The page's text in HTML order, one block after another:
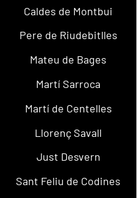
Caldes de Montbui
Pere de Riudebitlles
Mateu de Bages
Martí Sarroca
Martí de Centelles
Llorenç Savall
Just Desvern
Sant Feliu de Codines